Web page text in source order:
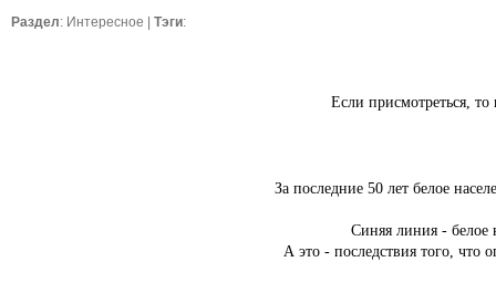
Раздел: Интересное | Тэги:
Если присмотреться,
За последние 50 лет белое
Синяя линия - белое
А это - последствия того, что